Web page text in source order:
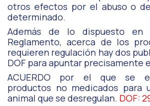
otros efectos por el abuso o
determinado.
Además de lo dispuesto
Reglamento, acerca de los
requieren regulación hay dos
DOF para apuntar precisamente
ACUERDO por el que se
productos no medicados para
animal que se desregulan. DOF: